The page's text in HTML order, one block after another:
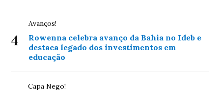
4
Avanços!
Rowenna celebra avanço da Bahia no Ideb e
destaca legado dos investimentos em
educação
Capa Nego!